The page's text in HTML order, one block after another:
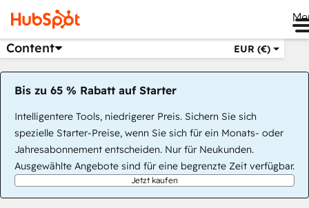
Content EUR (€)
Bis zu 65 % Rabatt auf Starter
Intelligentere Tools, niedrigerer Preis. Sichern Sie sich
spezielle Starter-Preise, wenn Sie sich für ein Monats- oder
Jahresabonnement entscheiden. Nur für Neukunden.
Ausgewählte Angebote sind für eine begrenzte Zeit verfügbar.
Jetzt kaufen